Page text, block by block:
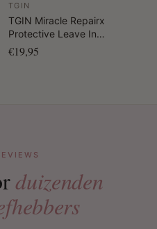
TGIN
TGIN Miracle Repairx
Protective Leave In
Conditioner 384 ml
€19,95
duizenden